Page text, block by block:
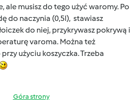
ale musisz do tego użyć waromy. Po
do naczynia (0,5l), stawiasz
do niej, przykrywasz pokrywą i
varoma. Można też
użyciu koszyczka. Trzeba
Góra strony